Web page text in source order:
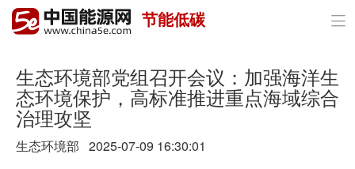
首页
政策与经济
油气
煤炭
节能低碳 
生态环境部党组召开会议：加强海洋生
态环境保护，高标准推进重点海域综合
治理攻坚
生态环境部 2025-07-09 16:30:01